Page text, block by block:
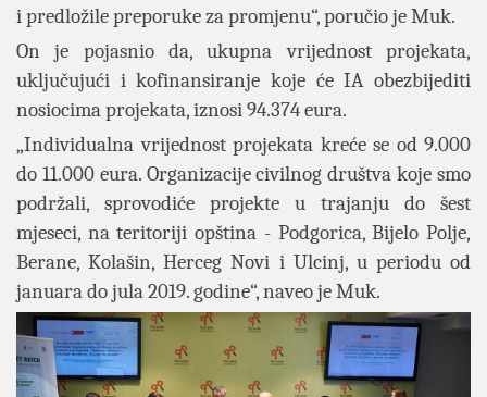
i predložile preporuke za promjenu“, poručio je Muk.
On je pojasnio da, ukupna vrijednost projekata,
uključujući i kofinansiranje koje će IA obezbijediti
nosiocima projekata, iznosi94.374 eura.
„Individualna vrijednost projekata kreće se od 9.000
do 11.000 eura. Organizacije civilnog društva koje smo
podržali, sprovodiće projekte u trajanju do šest
mjeseci, na teritoriji opština - Podgorica, Bijelo Polje,
Berane, Kolašin, Herceg Novi i Ulcinj, u periodu od
januara do jula 2019. godine“, naveo je Muk.